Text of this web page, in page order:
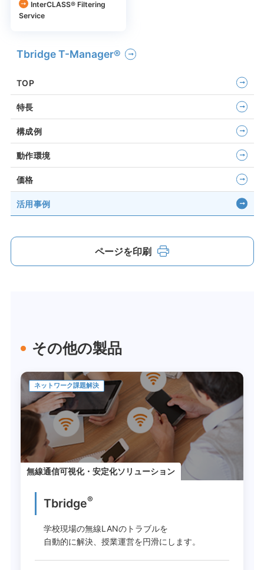
InterCLASS®︎ Filtering
Service
Tbridge T-Manager®
TOP
特長
構成例
動作環境
価格
活用事例
ページを印刷
その他の製品
ネットワーク課題解決
無線通信可視化・安定化ソリューション
Tbridge®
学校現場の無線LANのトラブルを
自動的に解決、授業運営を円滑にします。